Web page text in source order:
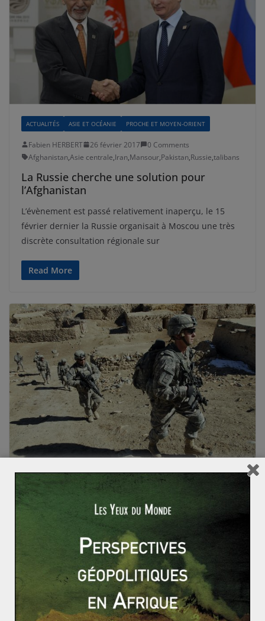
ACTUALITÉS ASIE ET OCÉANIE PROCHE ET MOYEN-ORIENT
Fabien HERBERT 26 février 2017
0 Comments
Afghanistan,Asie centrale,Iran,Mansour,Pakistan,Russie,talibans
La Russie cherche une solution pour
l’Afghanistan
L’évènement est passé relativement inaperçu, le 15
février dernier la Russie organisait à Moscou une très
discrète consultation régionale sur
Read More
ASIE DU SUD
13 janvier 2017
0 Comments
Afghanistan counterinsurgency
nation building,Obama
L’héritage Obama en Afghanistan : de
l’idéalisme d’une “guerre juste” à un
minimalisme pragmatique?
Alors que Donald Trump sera investi 45e président des
Etats Unis le 20 Janvier prochain, l’heure est au bilan